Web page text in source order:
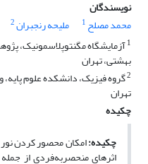
نویسندگان
محمد مصلح 1 ملیحه رنجبران2
1آزمایشگاه مگنتوپلاسمونیک،
بهشتی، تهران
2گروه فیزیک، دانشکده علوم پایه،
تهران
چکیده
چکیده:امکان محصور کردن نور
اثرهای منحصربه‌فردی از